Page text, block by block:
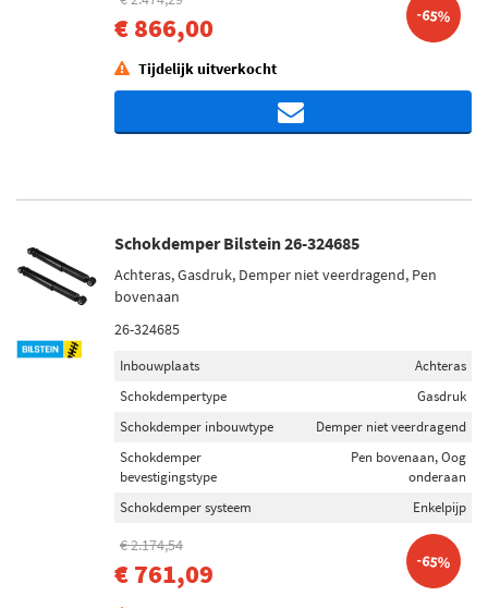
€ 866,00 -65%
Tijdelijk uitverkocht
Schokdemper Bilstein 26-324685
Achteras, Gasdruk, Demper niet veerdragend, Pen
bovenaan
26-324685
Inbouwplaats
Achteras
Schokdempertype
Gasdruk
Schokdemper inbouwtype
Demper niet veerdragend
Schokdemper
bevestigingstype
Pen bovenaan, Oog
onderaan
Schokdemper systeem
Enkelpijp
€ 2.174,54
€ 761,09 -65%